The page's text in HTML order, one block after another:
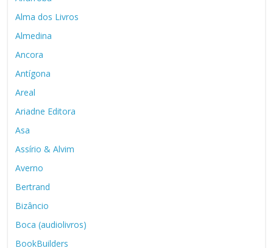
Alma dos Livros
Almedina
Ancora
Antígona
Areal
Ariadne Editora
Asa
Assírio & Alvim
Averno
Bertrand
Bizâncio
Boca (audiolivros)
BookBuilders